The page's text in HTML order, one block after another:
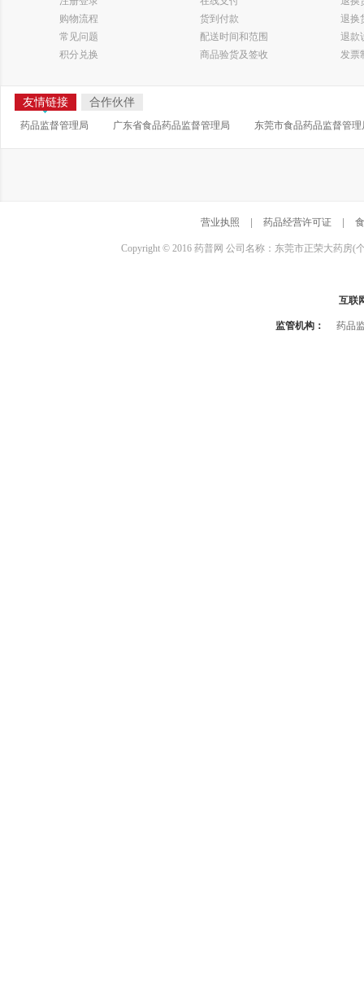
购物流程
常见问题
积分兑换
货到付款
配送时间和范围
商品验货及签收
退换
退款
发票
友情链接 合作伙伴
药品监督管理局 广东省食品药品监督管理局 东莞市食品药品监督管理
营业执照 药品经营许可证
Copyright © 2016 药普网 公司名称：东莞市正荣大药房(
互联
监管机构： 药品